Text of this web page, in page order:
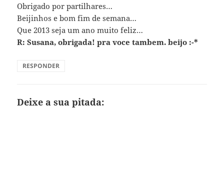
Obrigado por partilhares…
Beijinhos e bom fim de semana…
Que 2013 seja um ano muito feliz…
R: Susana, obrigada! pra voce tambem. beijo :-*
RESPONDER
Deixe a sua pitada: